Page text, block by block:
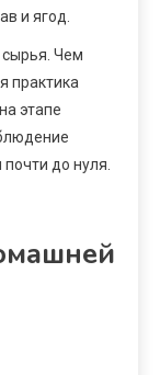
и ягод.
сырья. Чем
практика
этапе
до нуля.